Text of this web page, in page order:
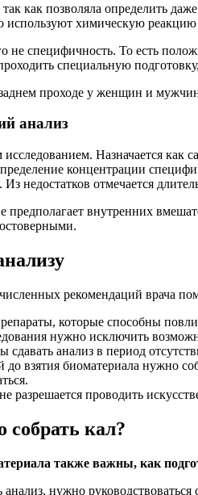
как позволяла определить
используют химическую реакцию
не специфичность. То есть
специальную
проходе у женщин и
анализ
Назначается как
концентрации
недостатков отмечается
предполагает внутренних
рекомендаций врача
которые способны
нужно исключить
анализ в период
до взятия биоматериала нужно
разрешается проводить
собрать кал?
также важны, как
анализ, нужно